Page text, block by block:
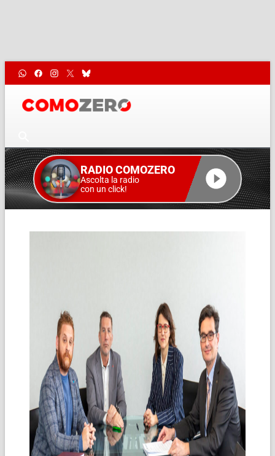
RADIO COMOZERO
Ascolta la radio
con un click!